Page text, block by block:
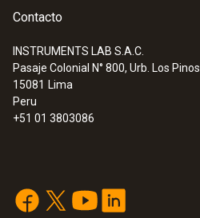
Contacto
INSTRUMENTS LAB S.A.C.
Pasaje Colonial N° 800, Urb. Los Pinos
15081 Lima
Peru
+51 01 3803086